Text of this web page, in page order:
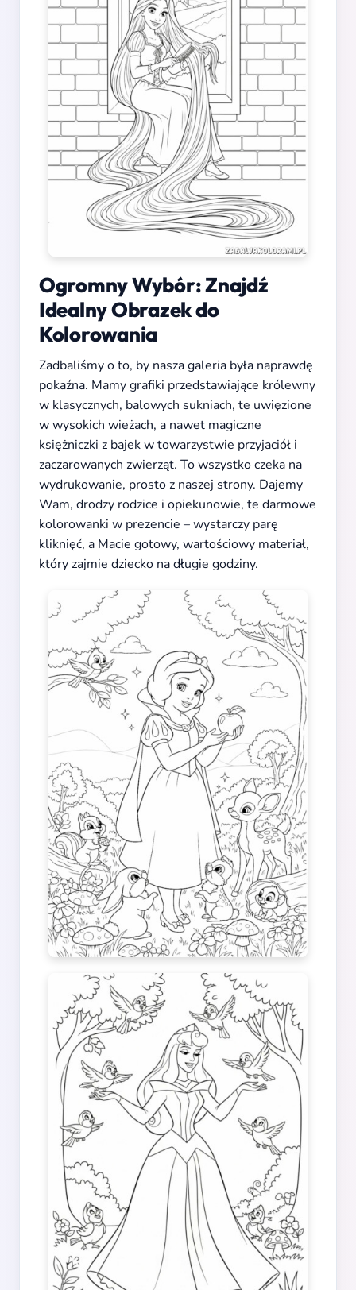
Ogromny Wybór: Znajdź
Idealny Obrazek do
Kolorowania
Zadbaliśmy o to, by nasza galeria była naprawdę
pokaźna. Mamy grafiki przedstawiające królewny
w klasycznych, balowych sukniach, te uwięzione
w wysokich wieżach, a nawet magiczne
księżniczki z bajek w towarzystwie przyjaciół i
zaczarowanych zwierząt. To wszystko czeka na
wydrukowanie, prosto z naszej strony. Dajemy
Wam, drodzy rodzice i opiekunowie, te darmowe
kolorowanki w prezencie – wystarczy parę
kliknięć, a Macie gotowy, wartościowy materiał,
który zajmie dziecko na długie godziny.